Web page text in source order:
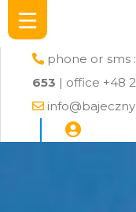
phone or sms
653 | office +48